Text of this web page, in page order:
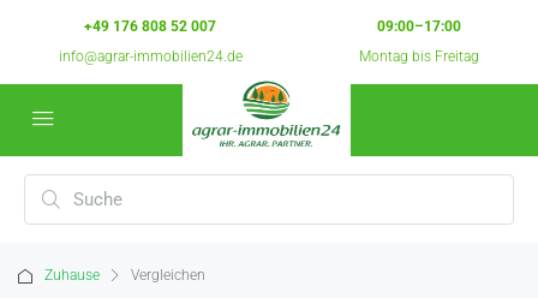
+49 176 808 52 007
info@agrar-immobilien24.de
09:00–17:00
Montag bis Freitag
Zuhause Vergleichen